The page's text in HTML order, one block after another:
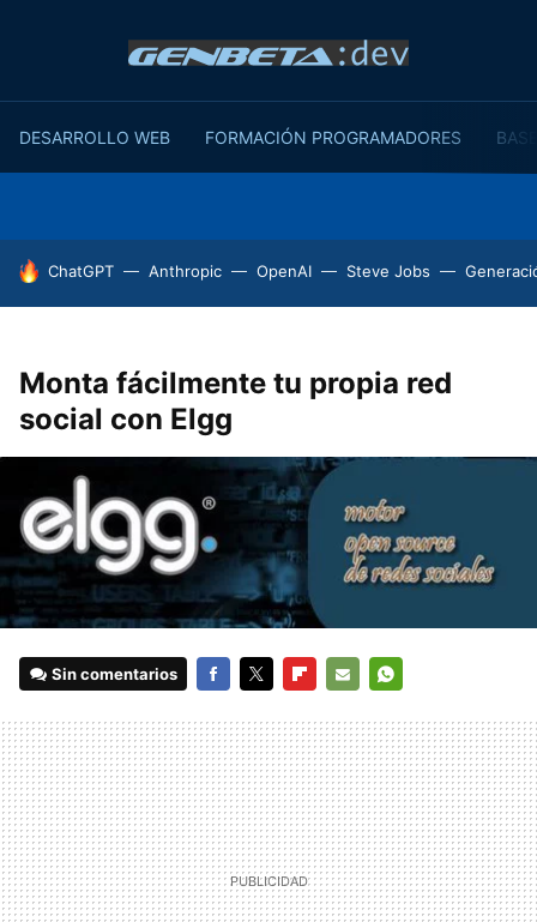
DESARROLLO WEB FORMACIÓN PROGRAMADORES
HOY SE HABLA DE
ChatGPT Anthropic OpenAI Steve Jobs
Monta fácilmente tu propia red
social con Elgg
Sin comentarios
MAIL